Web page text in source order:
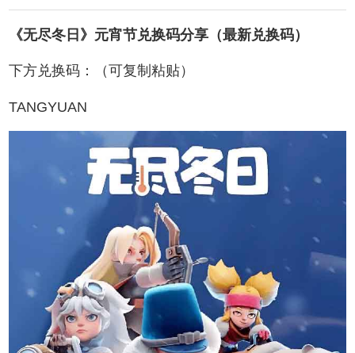
《无尽冬日》元宵节兑换码分享（最新兑换码）
下方兑换码：（可复制粘贴）
TANGYUAN